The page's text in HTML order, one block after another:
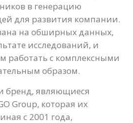
в генерацию
для развития компании.
на обширных данных,
исследований, и
работать с комплексными
образом.
бренд, являющиеся
Group, которая их
с 2001 года,